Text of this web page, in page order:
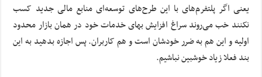
یعنی اگر پلتفرم‌های با این طرح‌های توسعه‌ای منابع مالی جدید کسب
نکنند خب می‌روند سراغ افزایش بهای خدمات خود در همان بازار محدود
اولیه و این هم به ضرر خودشان است و هم کاربران. پس اجازه بدهید به این
بند فعلا زیاد خوشبین نباشیم.